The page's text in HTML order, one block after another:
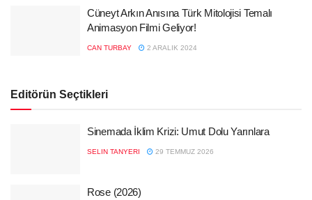
Cüneyt Arkın Anısına Türk Mitolojisi Temalı
Animasyon Filmi Geliyor!
CAN TURBAY 2 ARALIK 2024
Editörün Seçtikleri
Sinemada İklim Krizi: Umut Dolu Yarınlara
SELIN TANYERI 29 TEMMUZ 2026
Rose (2026)